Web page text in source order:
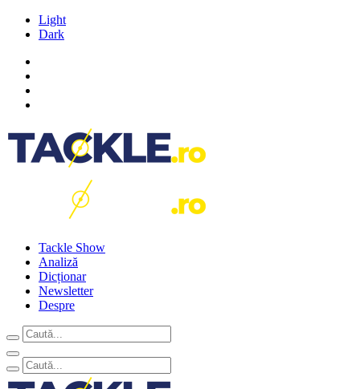
Light
Dark
Tackle Show
Analiză
Dicționar
Newsletter
Despre